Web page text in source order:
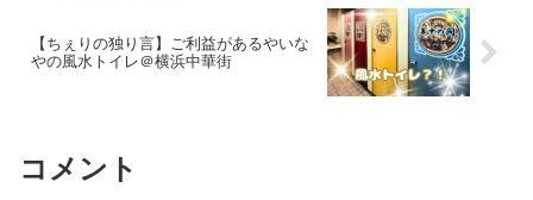
【ちぇりの独り言】ご利益があるやいな
やの風水トイレ＠横浜中華街
コメント